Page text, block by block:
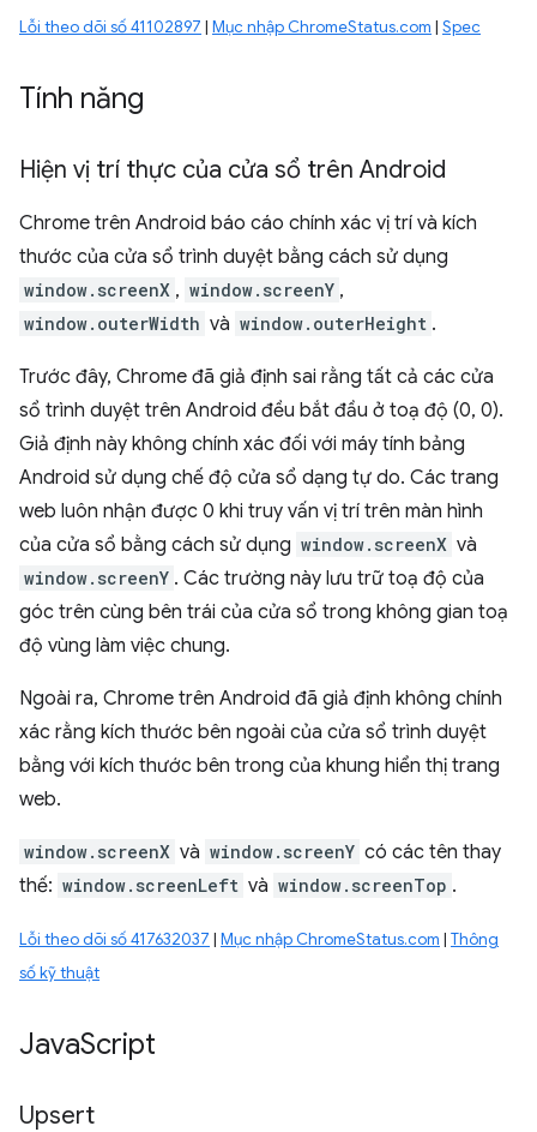
Lỗi theo dõi số 41102897 | Mục nhập ChromeStatus.com | Spec
Tính năng
Hiện vị trí thực của cửa sổ trên Android
Chrome trên Android báo cáo chính xác vị trí và kích
thước của cửa sổ trình duyệt bằng cách sử dụng
window.screenX , window.screenY ,
window.outerWidth và window.outerHeight .
Trước đây, Chrome đã giả định sai rằng tất cả các cửa
sổ trình duyệt trên Android đều bắt đầu ở toạ độ (0, 0).
Giả định này không chính xác đối với máy tính bảng
Android sử dụng chế độ cửa sổ dạng tự do. Các trang
web luôn nhận được 0 khi truy vấn vị trí trên màn hình
của cửa sổ bằng cách sử dụng window.screenX và
window.screenY . Các trường này lưu trữ toạ độ của
góc trên cùng bên trái của cửa sổ trong không gian toạ
độ vùng làm việc chung.
Ngoài ra, Chrome trên Android đã giả định không chính
xác rằng kích thước bên ngoài của cửa sổ trình duyệt
bằng với kích thước bên trong của khung hiển thị trang
web.
window.screenX và window.screenY có các tên thay
thế: window.screenLeft và window.screenTop .
Lỗi theo dõi số 417632037 | Mục nhập ChromeStatus.com | Thông
số kỹ thuật
JavaScript
Upsert